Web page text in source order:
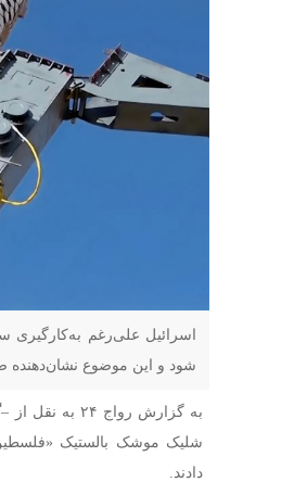
اسرائیل علی‌رغم به‌کارگیری
شود و این موضوع نشان‌دهنده
به گزارش رواج ۲۴ به نقل از –
دادند.